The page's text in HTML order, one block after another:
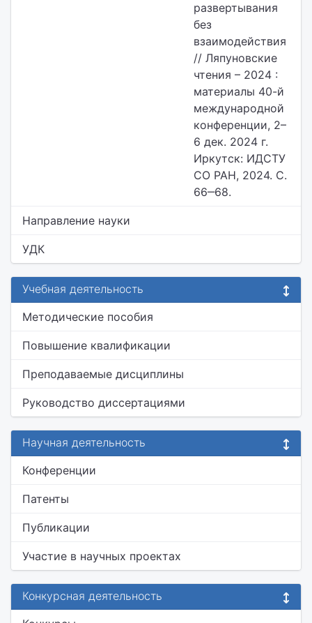
развертывания
без
взаимодействия
// Ляпуновские
чтения – 2024 :
материалы 40-й
международной
конференции, 2–
6 дек. 2024 г.
Иркутск: ИДСТУ
СО РАН, 2024. С.
66‒68.
Направление науки
УДК
Учебная деятельность
Методические пособия
Повышение квалификации
Преподаваемые дисциплины
Руководство диссертациями
Научная деятельность
Конференции
Патенты
Публикации
Участие в научных проектах
Конкурсная деятельность